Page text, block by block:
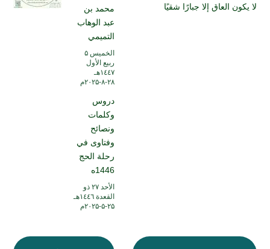
لا يكون العاق إلا جبارًا شقيًا
محمد بن
عبد الوهاب
التميمي
الخميس ۵
ربيع الأول
۱٤٤۷هـ
۲۸-۸-۲۰۲۵م
دروس
وكلمات
ونصائح
وفتاوى في
رحلة الحج
1446ه
الأحد ۲۷ ذو
القعدة ۱٤٤٦هـ
۲۵-۵-۲۰۲۵م